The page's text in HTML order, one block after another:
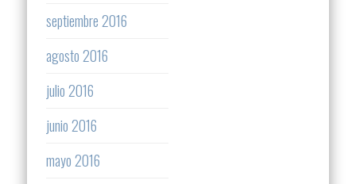
septiembre 2016
agosto 2016
julio 2016
junio 2016
mayo 2016